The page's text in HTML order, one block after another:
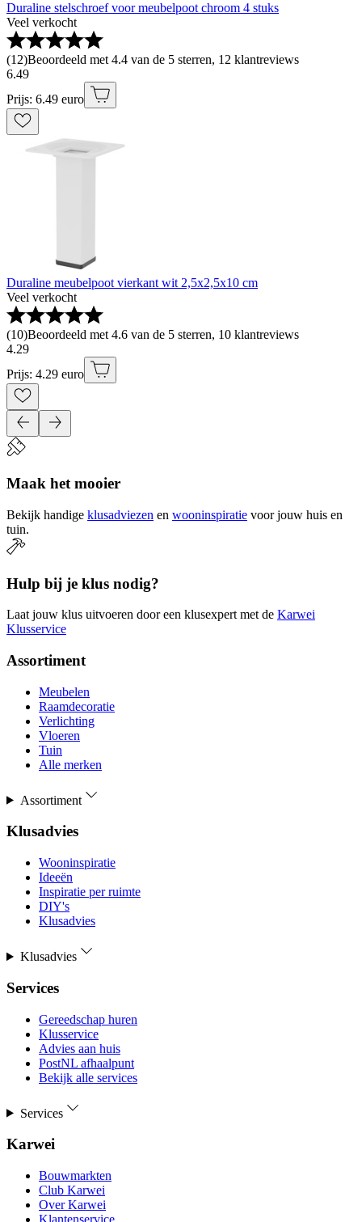
Duraline stelschroef voor meubelpoot chroom 4 stuks
Veel verkocht
(12)Beoordeeld met 4.4 van de 5 sterren, 12 klantreviews
6.49
Prijs: 6.49 euro
Duraline meubelpoot vierkant wit 2,5x2,5x10 cm
Veel verkocht
(10)Beoordeeld met 4.6 van de 5 sterren, 10 klantreviews
4.29
Prijs: 4.29 euro
Maak het mooier
Bekijk handige klusadviezen en wooninspiratie voor jouw huis en
tuin.
Hulp bij je klus nodig?
Laat jouw klus uitvoeren door een klusexpert met de Karwei
Klusservice
Assortiment
Meubelen
Raamdecoratie
Verlichting
Vloeren
Tuin
Alle merken
Assortiment
Klusadvies
Wooninspiratie
Ideeën
Inspiratie per ruimte
DIY's
Klusadvies
Klusadvies
Services
Gereedschap huren
Klusservice
Advies aan huis
PostNL afhaalpunt
Bekijk alle services
Services
Karwei
Bouwmarkten
Club Karwei
Over Karwei
Klantenservice